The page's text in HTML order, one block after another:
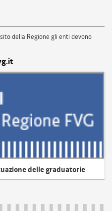
della Regione gli enti devono
delle graduatorie